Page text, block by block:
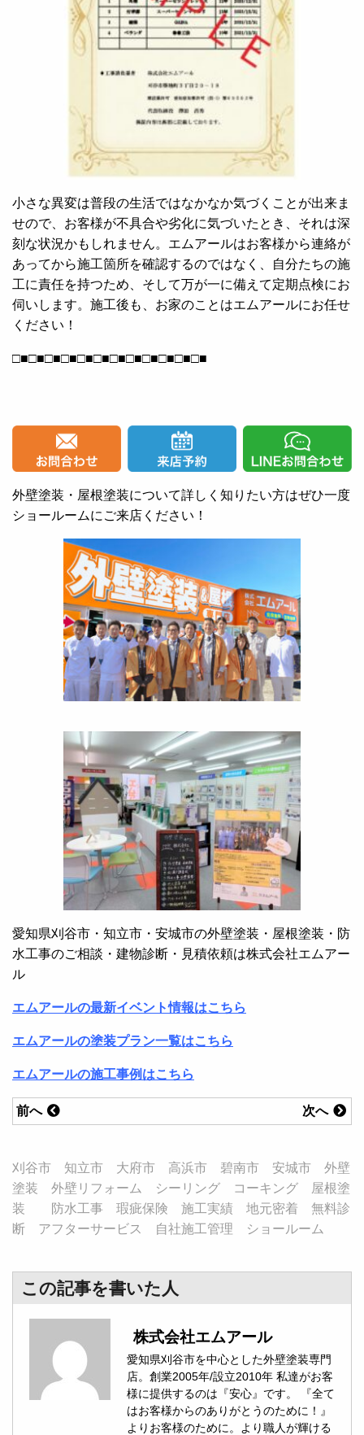
小さな異変は普段の生活ではなかなか気づくことが出来ま
せので、お客様が不具合や劣化に気づいたとき、それは深
刻な状況かもしれません。エムアールはお客様から連絡が
あってから施工箇所を確認するのではなく、自分たちの施
工に責任を持つため、そして万が一に備えて定期点検にお
伺いします。施工後も、お家のことはエムアールにお任せ
ください！
□■□■□■□■□■□■□■□■□■□■□■□■
外壁塗装・屋根塗装について詳しく知りたい方はぜひ一度
ショールームにご来店ください！
愛知県刈谷市・知立市・安城市の外壁塗装・屋根塗装・防
水工事のご相談・建物診断・見積依頼は株式会社エムアー
ル
エムアールの最新イベント情報はこちら
エムアールの塗装プラン一覧はこちら
エムアールの施工事例はこちら
次へ
前へ
刈谷市 知立市 大府市 高浜市 碧南市 安城市 外壁
塗装 外壁リフォーム シーリング コーキング 屋根塗
装 防水工事 瑕疵保険 施工実績 地元密着 無料診
断 アフターサービス 自社施工管理 ショールーム
この記事を書いた人
株式会社エムアール
愛知県刈谷市を中心とした外壁塗装専門
店。創業2005年/設立2010年 私達がお客
様に提供するのは『安心』です。 『全て
はお客様からのありがとうのために！』
よりお客様のために。より職人が輝ける